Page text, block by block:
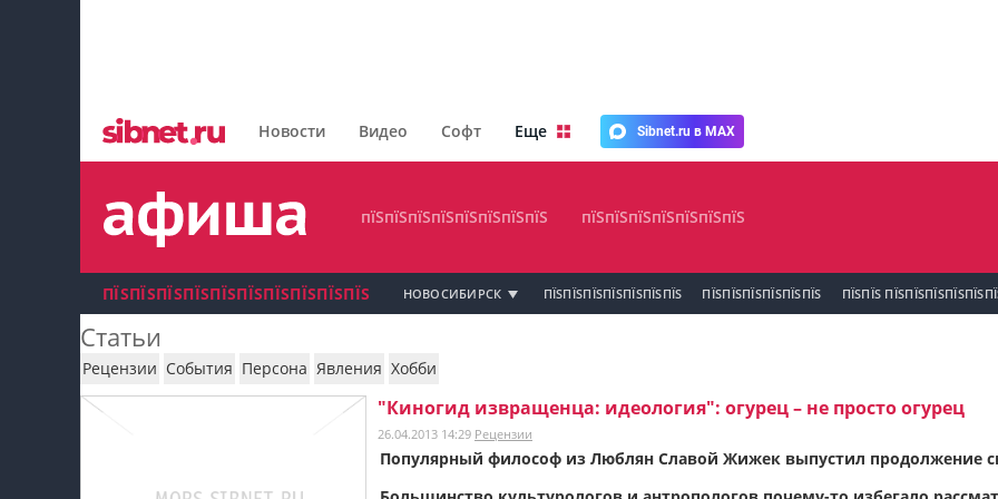
Новости Видео Софт Еще Sibnet.ru в MAX
пїЅпїЅпїЅпїЅпїЅпїЅпїЅпїЅ
пїЅпїЅпїЅпїЅпїЅпїЅпїЅ
пїЅпїЅпїЅ пїЅпїЅпїЅпїЅпїЅпїЅпїЅ пїЅпїЅ
пїЅпїЅпїЅ пїЅпїЅпїЅпїЅпїЅпїЅпїЅ
пїЅпїЅпїЅпїЅпїЅпїЅпїЅпїЅ пїЅпїЅпїЅпїЅпїЅпїЅпїЅ
ПЇЅПЇЅПЇЅПЇЅПЇЅПЇЅПЇЅПЇЅПЇЅПЇЅ НОВОСИБИРСК ПЇЅПЇЅПЇЅПЇЅПЇЅПЇЅПЇЅ ПЇЅПЇЅПЇЅПЇЅПЇЅПЇЅ ПЇЅПЇЅ
Статьи
Рецензии События Персона Явления Хобби
"Киногид извращенца: идеология": огурец – не просто огурец
26.04.2013 14:29 Рецензии
Популярный философ из Люблян Славой Жижек выпустил продолжение